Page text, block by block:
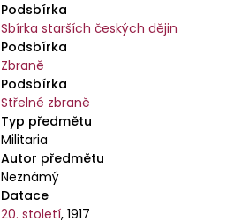
Podsbírka
Sbírka starších českých dějin
Podsbírka
Zbraně
Podsbírka
Střelné zbraně
Typ předmětu
Militaria
Autor předmětu
Neznámý
Datace
20. století,1917